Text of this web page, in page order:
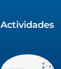
Actividades